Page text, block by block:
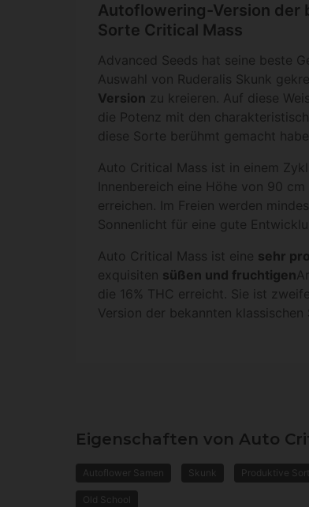
Autoflowering-Version der
Sorte Critical Mass
Advanced Seeds hat seine beste
Auswahl von Ruderalis Skunk
Version zu kreieren. Auf diese
die Potenz mit den
diese Sorte berühmt gemacht
Auto Critical Mass ist in einem
Innenbereich eine Höhe von 90
erreichen. Im Freien werden
Sonnenlicht für eine gute
Auto Critical Mass ist eine sehr
exquisiten süßen und fruchtigen
die 16% THC erreicht. Sie ist
Version der bekannten
Eigenschaften von Auto
Autoflower Samen Skunk Produktive
Old School